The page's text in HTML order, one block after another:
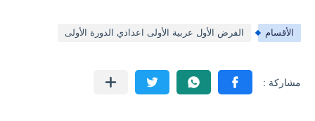
الأقسام الفرض الأول عربية الأولى اعدادي الدورة الأولى